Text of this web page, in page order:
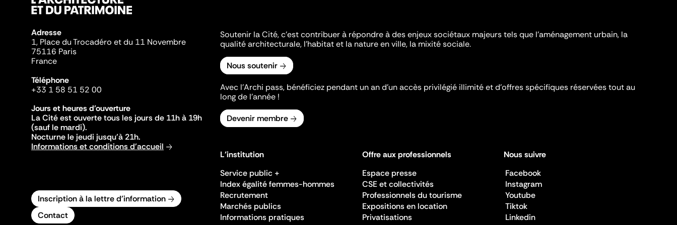
Adresse
1, Place du Trocadéro et du 11 Novembre
75116 Paris
France
Téléphone
+33 1 58 51 52 00
Jours et heures d'ouverture
La Cité est ouverte tous les jours de 11h à 19h
(sauf le mardi).
Nocturne le jeudi jusqu'à 21h.
Informations et conditions d'accueil
Inscription à la lettre d'information
Contact
Soutenir la Cité, c'est contribuer à répondre à des enjeux sociétaux majeurs tels que l'aménagement urbain, la
qualité architecturale, l'habitat et la nature en ville, la mixité sociale.
Nous soutenir
Avec l’Archi pass, bénéficiez pendant un an d’un accès privilégié illimité et d’offres spécifiques réservées tout au
long de l’année !
Devenir membre
L'institution
Service public +
Index égalité femmes-hommes
Recrutement
Marchés publics
Informations pratiques
Offre aux professionnels
Espace presse
CSE et collectivités
Professionnels du tourisme
Expositions en location
Privatisations
Nous suivre
Facebook
Instagram
Youtube
Tiktok
Linkedin